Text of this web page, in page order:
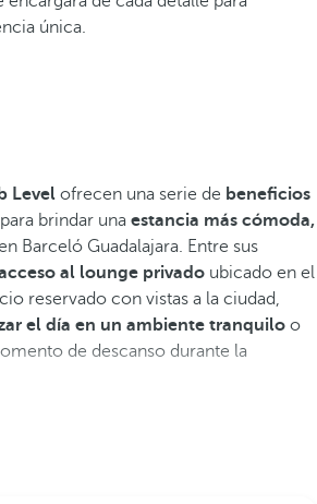
única.
Level ofrecen una serie de beneficios
brindar una estancia más cómoda,
Barceló Guadalajara. Entre sus
al lounge privado ubicado en el
reservado con vistas a la ciudad,
el día en un ambiente tranquilo o
de descanso durante la